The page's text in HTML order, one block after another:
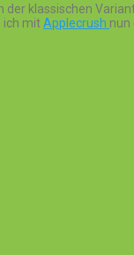
der klassischen
ich mitApplecrush nun